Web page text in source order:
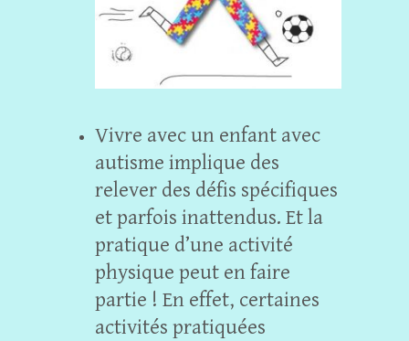
Vivre avec un enfant avec
autisme implique des
relever des défis spécifiques
et parfois inattendus. Et la
pratique d’une activité
physique peut en faire
partie ! En effet, certaines
activités pratiquées